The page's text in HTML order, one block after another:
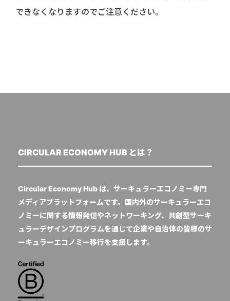
できなくなりますのでご注意ください。
CIRCULAR ECONOMY HUB とは？
Circular Economy Hub は、サーキュラーエコノミー専門
メディアプラットフォームです。国内外のサーキュラーエコ
ノミーに関する情報発信やネットワーキング、共創型サーキ
ュラーデザインプログラムを通じて企業や自治体の皆様のサ
ーキュラーエコノミー移行を支援します。